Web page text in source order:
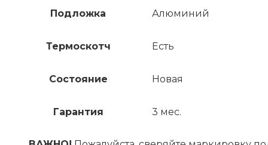
Подложка Алюминий
Термоскотч Есть
Состояние Новая
Гарантия 3 мес.